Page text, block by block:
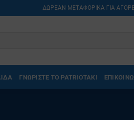
ΔΩΡΕΑΝ ΜΕΤΑΦΟΡΙΚΑ ΓΙΑ
ΓΝΩΡΙΣΤΕ ΤΟ PATRIOTAKI